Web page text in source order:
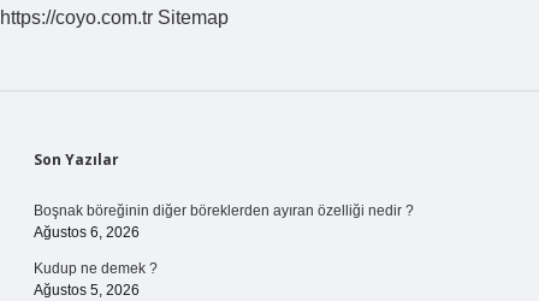
https://coyo.com.tr Sitemap
Sidebar
Son Yazılar
Boşnak böreğinin diğer böreklerden ayıran özelliği nedir ?
Ağustos 6, 2026
Kudup ne demek ?
Ağustos 5, 2026